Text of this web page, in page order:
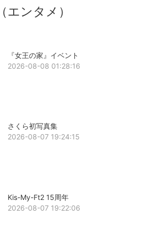
エンタメ）
『女王の家』イベント
2026-08-08 01:28:16
さくら初写真集
2026-08-07 19:24:15
Kis-My-Ft2 15周年
2026-08-07 19:22:06